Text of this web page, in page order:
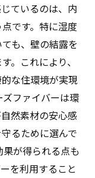
ているのは、内
です。特に湿度
も、壁の結露を
。これにより、
な住環境が実現
ファイバーは環
然素材の安心感
るために選んで
が得られる点も
を利用すること